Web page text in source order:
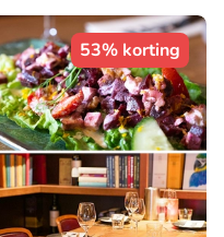
53% korting